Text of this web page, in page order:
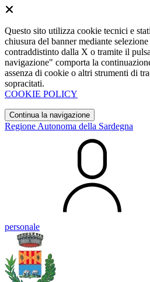
Questo sito utilizza cookie tecnici e
chiusura del banner mediante
contraddistinto dalla X o tramite il
navigazione" comporta la
assenza di cookie o altri strumenti di
sopracitati.
COOKIE POLICY
Continua la navigazione
Regione Autonoma della Sardegna
personale